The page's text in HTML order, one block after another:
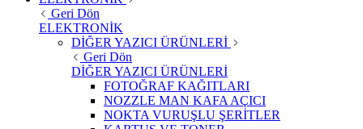
Geri Dön
ELEKTRONİK
DİĞER YAZICI ÜRÜNLERİ
Geri Dön
DİĞER YAZICI ÜRÜNLERİ
FOTOĞRAF KAĞITLARI
NOZZLE MAN KAFA AÇICI
NOKTA VURUŞLU ŞERİTLER